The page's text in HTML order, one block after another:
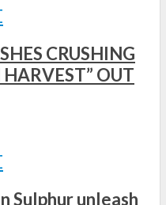
CRUSHING
OUT
Sulphur unleash